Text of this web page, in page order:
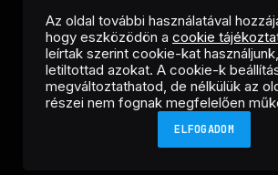
FacebookLinkedInX
(Twitter)
Az oldal további használatával
hogy eszközödön a cookie
leírtak szerint cookie-kat
letiltottad azokat. A cookie-k
megváltoztathatod, de nélkülük az
részei nem fognak megfelelően
ELFOGADOM